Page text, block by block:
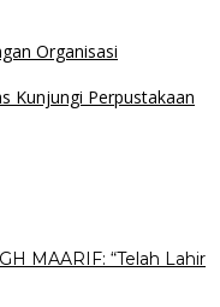
Organisasi
Kunjungi Perpustakaan
MAARIF: “Telah Lahir